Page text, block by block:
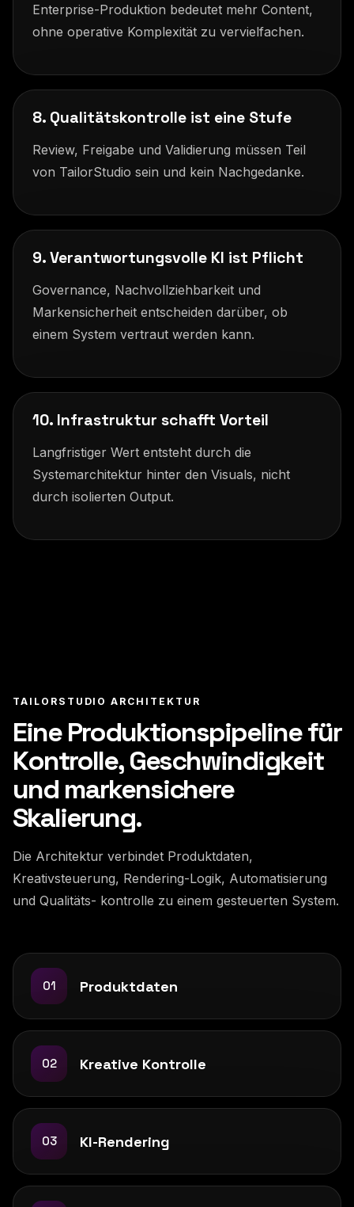
Enterprise-Produktion bedeutet mehr Content,
ohne operative Komplexität zu vervielfachen.
8. Qualitätskontrolle ist eine Stufe
Review, Freigabe und Validierung müssen Teil
von TailorStudio sein und kein Nachgedanke.
9. Verantwortungsvolle KI ist Pflicht
Governance, Nachvollziehbarkeit und
Markensicherheit entscheiden darüber, ob
einem System vertraut werden kann.
10. Infrastruktur schafft Vorteil
Langfristiger Wert entsteht durch die
Systemarchitektur hinter den Visuals, nicht
durch isolierten Output.
TAILORSTUDIO ARCHITEKTUR
Eine Produktionspipeline für
Kontrolle, Geschwindigkeit
und markensichere
Skalierung.
Die Architektur verbindet Produktdaten,
Kreativsteuerung, Rendering-Logik, Automatisierung
und Qualitäts- kontrolle zu einem gesteuerten System.
01 Produktdaten
02 Kreative Kontrolle
03 KI-Rendering